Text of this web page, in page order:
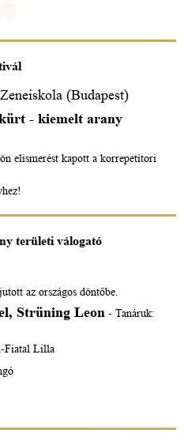
(Budapest)
- kiemelt arany
elismerést kapott a korrepetítori
területi válogató
az országos döntőbe.
Strüning Leon - Tanáruk:
Fiatal Lilla